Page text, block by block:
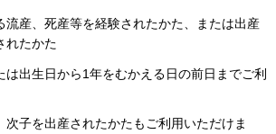
流産、死産等を経験されたかた、または出産
れたかた
は出生日から1年をむかえる日の前日までご利
次子を出産されたかたもご利用いただけま